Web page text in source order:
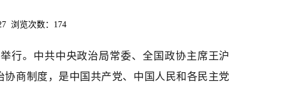
浏览次数： 174
行。中共中央政治局常委、全国政协主席王沪
商制度，是中国共产党、中国人民和各民主党